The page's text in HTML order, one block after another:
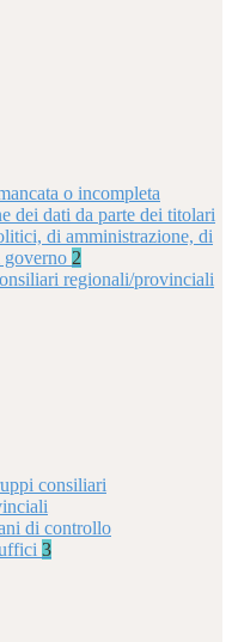
o incompleta
dei dati da parte dei titolari
di amministrazione, di
governo 2
regionali/provinciali
consiliari
di controllo
3